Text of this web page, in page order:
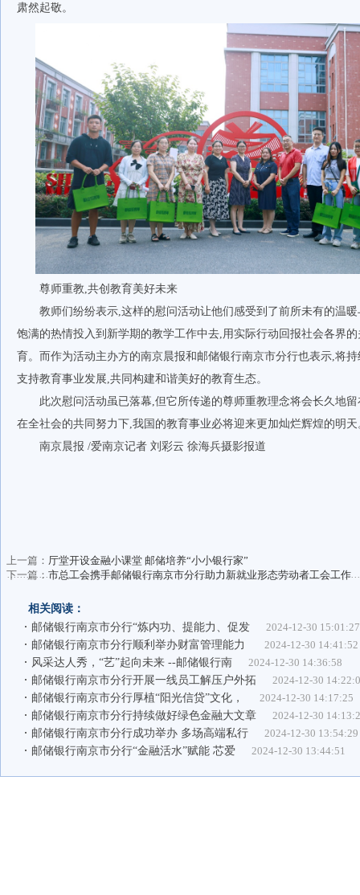
肃然起敬。
尊师重教,共创教育美好未来
教师们纷纷表示,这样的慰问活动让他们感受到了前所未有的温
饱满的热情投入到新学期的教学工作中去,用实际行动回报社会各界
育。而作为活动主办方的南京晨报和邮储银行南京市分行也表示,将
支持教育事业发展,共同构建和谐美好的教育生态。
此次慰问活动虽已落幕,但它所传递的尊师重教理念将会长久地
在全社会的共同努力下,我国的教育事业必将迎来更加灿烂辉煌的明天
南京晨报 /爱南京记者 刘彩云 徐海兵摄影报道
上一篇： 厅堂开设金融小课堂 邮储培养“小小银行家”
下一篇：市总工会携手邮储银行南京市分行助力新就业形态劳动者工会工作
相关阅读：
邮储银行南京市分行“炼内功、提能力、促发
2024-12-30 15:01:27
邮储银行南京市分行顺利举办财富管理能力
2024-12-30 14:41:52
风采达人秀，“艺”起向未来 --邮储银行南
2024-12-30 14:36:58
邮储银行南京市分行开展一线员工解压户外拓
2024-12-30
邮储银行南京市分行厚植“阳光信贷”文化，
2024-12-30 14:17:25
邮储银行南京市分行持续做好绿色金融大文章
2024-12-30
邮储银行南京市分行成功举办 多场高端私行
2024-12-30 13:54:29
邮储银行南京市分行“金融活水”赋能 芯爱
2024-12-30 13:44:51